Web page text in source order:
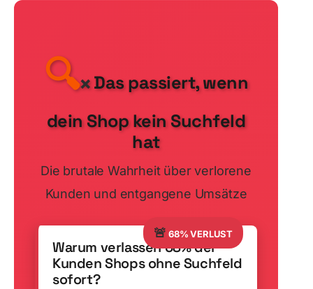
🔍❌Das passiert, wenn
dein Shop kein Suchfeld
hat
Die brutale Wahrheit über verlorene
Kunden und entgangene Umsätze
🚨 68% VERLUST
Warum verlassen 68% der
Kunden Shops ohne Suchfeld
sofort?